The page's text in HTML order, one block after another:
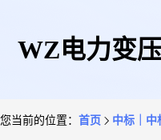
WZ电力变
您当前的位置： 首页 中标｜中